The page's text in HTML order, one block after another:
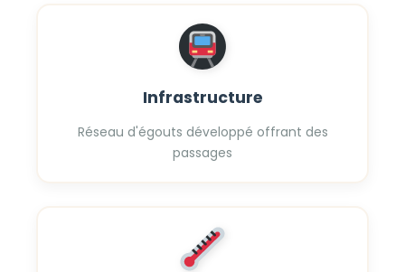
Infrastructure
Réseau d'égouts développé offrant des
passages